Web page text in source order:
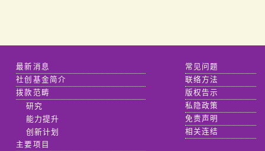
最新消息
社创基金简介
拨款范畴
研究
能力提升
创新计划
主要项目
常见问题
联络方法
版权告示
私隐政策
免责声明
相关连结